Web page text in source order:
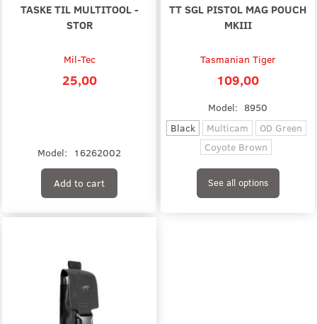
TASKE TIL MULTITOOL -
STOR
Mil-Tec
25,00
Model: 16262002
Add to cart
TT SGL PISTOL MAG POUCH
MKIII
Tasmanian Tiger
109,00
Model: 8950
Black
Multicam
OD Green
Coyote Brown
See all options